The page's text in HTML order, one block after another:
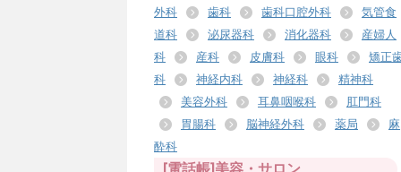
外科
歯科 歯科口腔外科
気管食
道科
泌尿器科 消化器科
産婦人
科
産科 皮膚科 眼科
矯正
科
神経内科 神経科
精神科
美容外科
耳鼻咽喉科
肛門科
胃腸科
脳神経外科 薬局
麻
酔科